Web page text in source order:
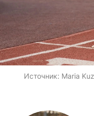
Источник: Maria